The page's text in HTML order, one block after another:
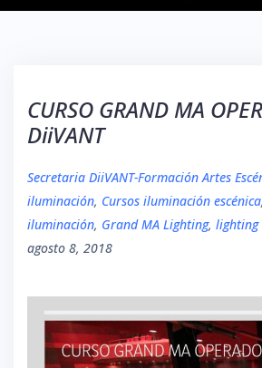
CURSO GRAND MA
DiiVANT
Secretaria DiiVANT-Formación Artes
iluminación, Cursos iluminación escénica,
iluminación, Grand MA Lighting, lighting
agosto 8, 2018